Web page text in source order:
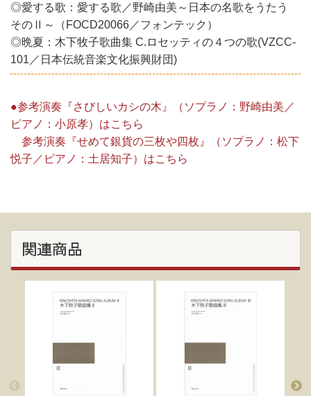
◎愛する歌：愛する歌／野崎由美～日本の名歌をうたう
そのⅡ～（FOCD20066／フォンテック）
◎晩夏：木下牧子歌曲集 C.ロセッティの４つの歌(VZCC-
101／日本伝統音楽文化振興財団)
●参考演奏『さびしいカシの木』（ソプラノ：野崎由美／
ピアノ：小原孝）はこちら
参考演奏『せめて銀貨の三枚や四枚』（ソプラノ：松下
悦子／ピアノ：土居知子）はこちら
関連商品